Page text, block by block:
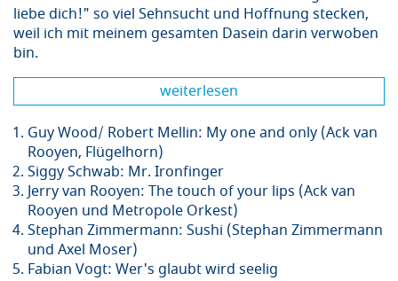
liebe dich!" so viel Sehnsucht und Hoffnung stecken,
weil ich mit meinem gesamten Dasein darin verwoben
bin.
weiterlesen
Guy Wood/ Robert Mellin: My one and only (Ack van
Rooyen, Flügelhorn)
Siggy Schwab: Mr. Ironfinger
Jerry van Rooyen: The touch of your lips (Ack van
Rooyen und Metropole Orkest)
Stephan Zimmermann: Sushi (Stephan Zimmermann
und Axel Moser)
Fabian Vogt: Wer's glaubt wird seelig